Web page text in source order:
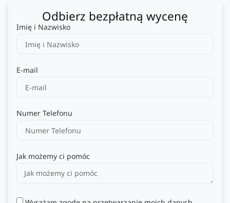
Odbierz bezpłatną wycenę
Imię i Nazwisko
E-mail
Numer Telefonu
Jak możemy ci pomóc